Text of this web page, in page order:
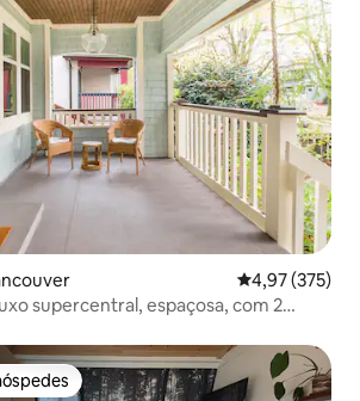
4,97 de uma
4,97 (375)
supercentral, espaçosa, com 2
preferidos dos hóspedes